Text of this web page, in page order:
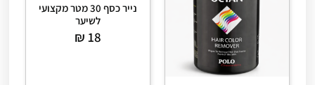
נייר כסף 30 מטר מקצועי
לשיער
₪18